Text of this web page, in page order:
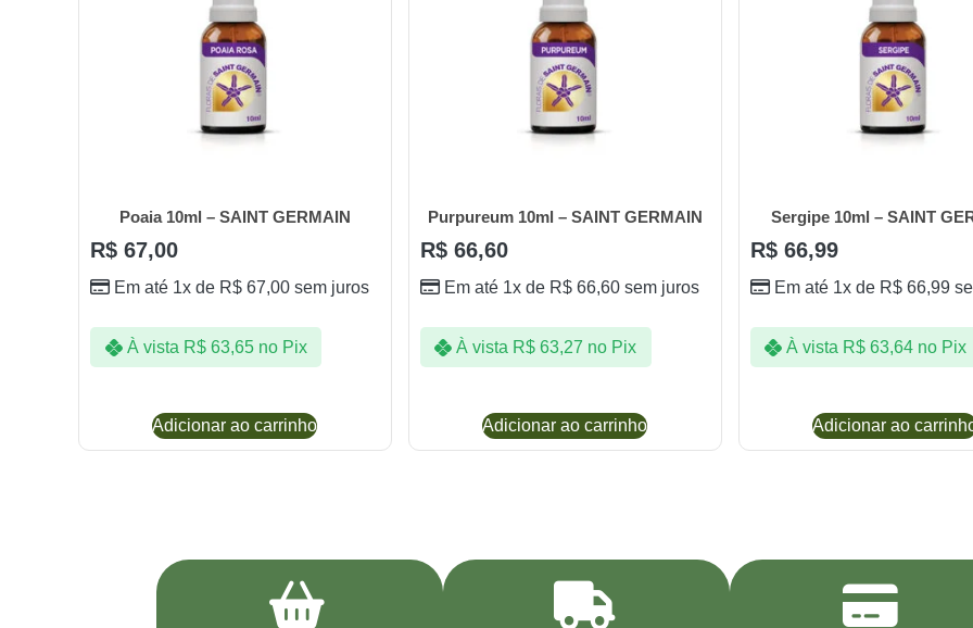
Poaia 10ml – SAINT GERMAIN
R$ 67,00
Em até 1x de R$ 67,00 sem juros
À vista R$63,65 no Pix
Adicionar ao carrinho
Purpureum 10ml – SAINT GERMAIN
R$66,60
Em até 1x de R$66,60sem juros
À vista R$ 63,27 no Pix
Adicionar ao carrinho
Sergipe 10ml – SAINT
R$66,99
Em até 1x de R$66,99
À vista R$ 63,64 no Pix
Adicionar ao